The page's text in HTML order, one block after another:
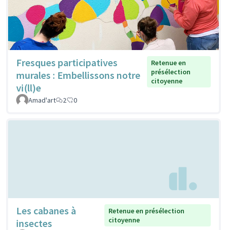
Fresques participatives
murales : Embellissons notre
vi(ll)e
Retenue en
présélection
citoyenne
Amad'art 2 0
Les cabanes à
insectes
Retenue en présélection
citoyenne